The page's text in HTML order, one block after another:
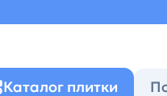
Каталог плитки